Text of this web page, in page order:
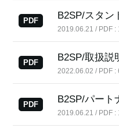
News
Location
PDF B2SP/スタン
2019.06.21 / PDF :
PDF B2SP/取扱説
2022.06.02 / PDF :
PDF B2SP/パート
2019.06.21 / PDF :